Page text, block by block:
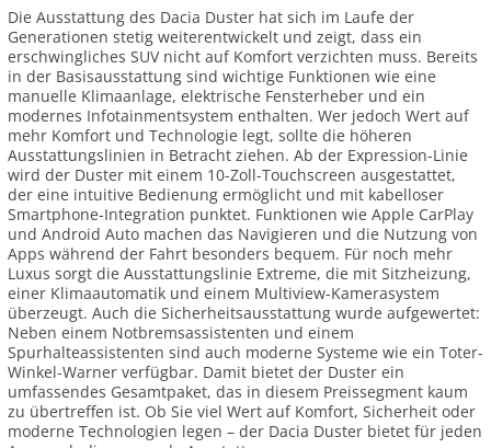
Die Ausstattung des Dacia Duster hat sich im Laufe der
Generationen stetig weiterentwickelt und zeigt, dass ein
erschwingliches SUV nicht auf Komfort verzichten muss. Bereits
in der Basisausstattung sind wichtige Funktionen wie eine
manuelle Klimaanlage, elektrische Fensterheber und ein
modernes Infotainmentsystem enthalten. Wer jedoch Wert auf
mehr Komfort und Technologie legt, sollte die höheren
Ausstattungslinien in Betracht ziehen. Ab der Expression-Linie
wird der Duster mit einem 10-Zoll-Touchscreen ausgestattet,
der eine intuitive Bedienung ermöglicht und mit kabelloser
Smartphone-Integration punktet. Funktionen wie Apple CarPlay
und Android Auto machen das Navigieren und die Nutzung von
Apps während der Fahrt besonders bequem. Für noch mehr
Luxus sorgt die Ausstattungslinie Extreme, die mit Sitzheizung,
einer Klimaautomatik und einem Multiview-Kamerasystem
überzeugt. Auch die Sicherheitsausstattung wurde aufgewertet:
Neben einem Notbremsassistenten und einem
Spurhalteassistenten sind auch moderne Systeme wie ein Toter-
Winkel-Warner verfügbar. Damit bietet der Duster ein
umfassendes Gesamtpaket, das in diesem Preissegment kaum
zu übertreffen ist. Ob Sie viel Wert auf Komfort, Sicherheit oder
moderne Technologien legen – der Dacia Duster bietet für jeden